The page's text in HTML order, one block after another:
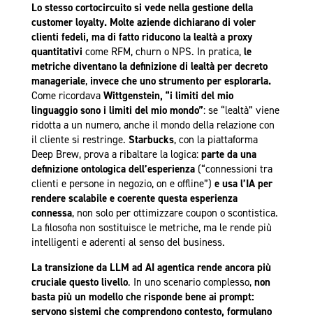
Lo stesso cortocircuito si vede nella gestione della
customer loyalty. Molte aziende dichiarano di voler
clienti fedeli, ma di fatto riducono la lealtà a proxy
quantitativi come RFM, churn o NPS. In pratica, le
metriche diventano la definizione di lealtà per decreto
manageriale, invece che uno strumento per esplorarla.
Come ricordava Wittgenstein, “i limiti del mio
linguaggio sono i limiti del mio mondo”: se “lealtà” viene
ridotta a un numero, anche il mondo della relazione con
il cliente si restringe. Starbucks, con la piattaforma
Deep Brew, prova a ribaltare la logica: parte da una
definizione ontologica dell’esperienza (“connessioni tra
clienti e persone in negozio, on e offline”) e usa l’IA per
rendere scalabile e coerente questa esperienza
connessa, non solo per ottimizzare coupon o scontistica.
La filosofia non sostituisce le metriche, ma le rende più
intelligenti e aderenti al senso del business.
La transizione da LLM ad AI agentica rende ancora più
cruciale questo livello. In uno scenario complesso, non
basta più un modello che risponde bene ai prompt:
servono sistemi che comprendono contesto, formulano